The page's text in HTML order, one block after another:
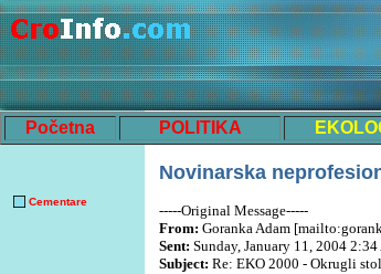
Početna POLITIKA
Cementare
Novinarska nepro
-----Original Message-----
From: Goranka Adam
Sent: Sunday, January 11, 2004
Subject: Re: EKO 2000 - Okrugli